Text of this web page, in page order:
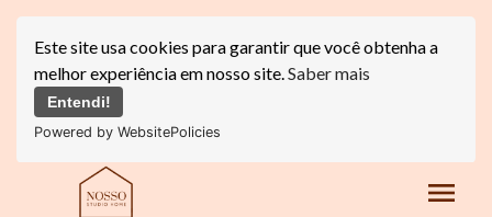
Este site usa cookies para garantir que você obtenha a
melhor experiência em nosso site.Saber mais
Entendi!
Powered by WebsitePolicies
menu